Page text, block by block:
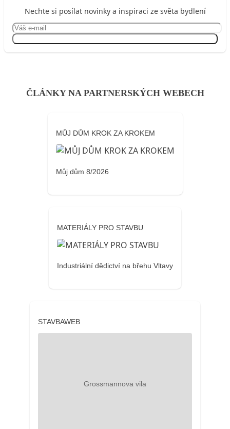
Nechte si posílat novinky a inspiraci ze světa bydlení
ČLÁNKY NA PARTNERSKÝCH WEBECH
MŮJ DŮM KROK ZA KROKEM
Můj dům 8/2026
MATERIÁLY PRO STAVBU
Industriální dědictví na břehu Vltavy
STAVBAWEB